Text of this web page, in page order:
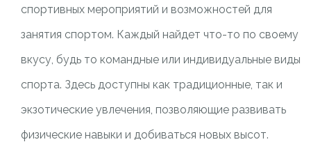
спортивных мероприятий и возможностей для
занятия спортом. Каждый найдет что-то по своему
вкусу, будь то командные или индивидуальные виды
спорта. Здесь доступны как традиционные, так и
экзотические увлечения, позволяющие развивать
физические навыки и добиваться новых высот.